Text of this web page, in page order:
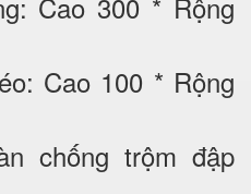
Cao 100 * Rộng
chống trộm đập